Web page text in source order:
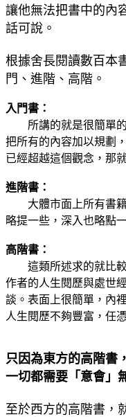
讓他無法把書中的內
話可說。
根據舍長閱讀數百本
門、進階、高階。
入門書：
所講的就是很簡單的
把所有的內容加以規劃
已經超越這個觀念，那
進階書：
大體市面上所有書籍
略提一些，深入也略點
高階書：
這類所述求的就比較
作者的人生閱歷與處世
談。表面上很簡單，內
人生閱歷不夠豐富，任
只因為東方的高階書
一切都需要「意會」
至於西方的高階書，